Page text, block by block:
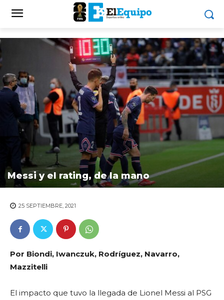
Messi y el rating, de la mano
25 SEPTIEMBRE, 2021
Por Biondi, Iwanczuk, Rodríguez, Navarro,
Mazzitelli
El impacto que tuvo la llegada de Lionel Messi al PSG